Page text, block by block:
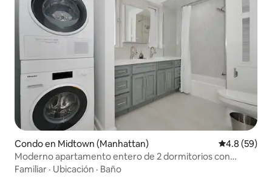
Condo en Midtown (Manhattan) Calificación
4.8 (59)
Moderno apartamento entero de 2 dormitorios con
lavadora y secadora
Familiar · Ubicación · Baño